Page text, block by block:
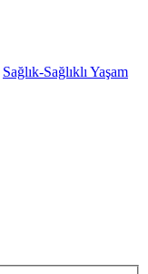
Sağlık-Sağlıklı Yaşam